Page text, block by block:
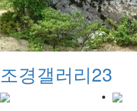
조경갤러리23